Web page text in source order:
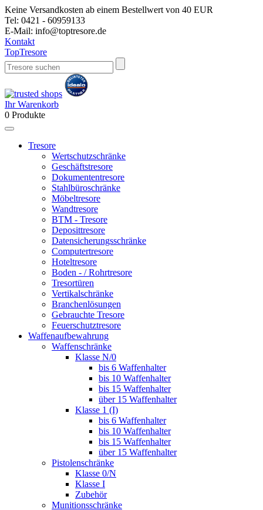
Keine Versandkosten ab einem Bestellwert von 40 EUR
Tel: 0421 - 60959133
E-Mail: info@toptresore.de
Kontakt
TopTresore
Ihr Warenkorb
0 Produkte
Tresore
Wertschutzschränke
Geschäftstresore
Dokumententresore
Stahlbüroschränke
Möbeltresore
Wandtresore
BTM - Tresore
Deposittresore
Datensicherungsschränke
Computertresore
Hoteltresore
Boden - / Rohrtresore
Tresortüren
Vertikalschränke
Branchenlösungen
Gebrauchte Tresore
Feuerschutztresore
Waffenaufbewahrung
Waffenschränke
Klasse N/0
bis 6 Waffenhalter
bis 10 Waffenhalter
bis 15 Waffenhalter
über 15 Waffenhalter
Klasse 1 (I)
bis 6 Waffenhalter
bis 10 Waffenhalter
bis 15 Waffenhalter
über 15 Waffenhalter
Pistolenschränke
Klasse 0/N
Klasse I
Zubehör
Munitionsschränke